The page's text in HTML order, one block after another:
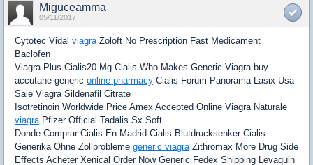
Miguceamma
05/11/2017
Cytotec Vidal viagra Zoloft No Prescription Fast Medicament
Baclofen
Viagra Plus Cialis20 Mg Cialis Who Makes Generic Viagra buy
accutane generic online pharmacy Cialis Forum Panorama Lasix Usa
Sale Viagra Sildenafil Citrate
Isotretinoin Worldwide Price Amex Accepted Online Viagra Naturale
viagra Pfizer Official Tadalis Sx Soft
Donde Comprar Cialis En Madrid Cialis Blutdrucksenker Cialis
Generika Ohne Zollprobleme generic viagra Zithromax More Drug Side
Effects Acheter Xenical Order Now Generic Fedex Shipping Levaquin